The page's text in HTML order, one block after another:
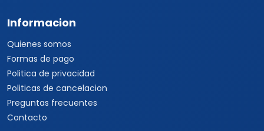
Informacion
Quienes somos
Formas de pago
Politica de privacidad
Politicas de cancelacion
Preguntas frecuentes
Contacto